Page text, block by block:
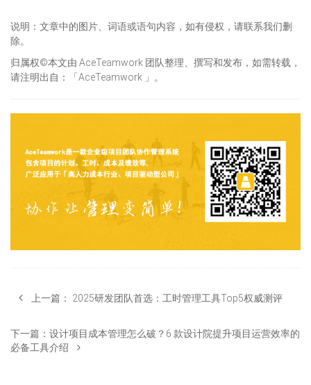
说明：文章中的图片、词语或语句内容，如有侵权，请联系我们删
除。
归属权©本文由 AceTeamwork 团队整理、撰写和发布，如需转载，
请注明出自：「AceTeamwork 」。
上一篇： 2025研发团队首选：工时管理工具Top5权威测评
下一篇： 设计项目成本管理怎么破？6 款设计院提升项目运营效率的
必备工具介绍